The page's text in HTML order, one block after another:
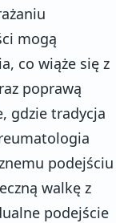
mogą
co wiąże się z
poprawą
gdzie tradycja
podejściu
walkę z
podejście